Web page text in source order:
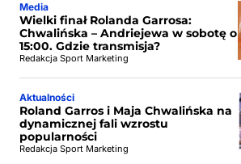
Media
Wielki finał Rolanda Garrosa:
Chwalińska – Andriejewa w sobotę o
15:00. Gdzie transmisja?
Redakcja Sport Marketing
Aktualności
Roland Garros i Maja Chwalińska na
dynamicznej fali wzrostu
popularności
Redakcja Sport Marketing